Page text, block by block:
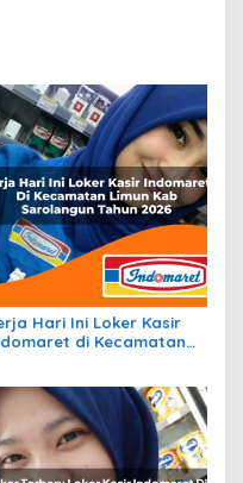
Hari Ini Loker Kasir
di Kecamatan